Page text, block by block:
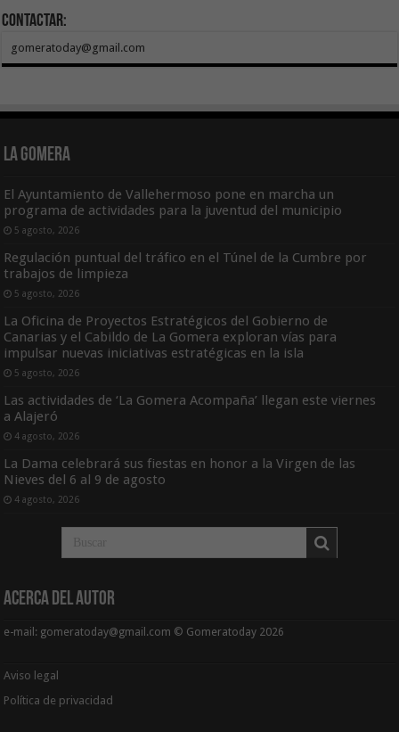
Contactar:
gomeratoday@gmail.com
La Gomera
El Ayuntamiento de Vallehermoso pone en marcha un
programa de actividades para la juventud del municipio
5 agosto, 2026
Regulación puntual del tráfico en el Túnel de la Cumbre por
trabajos de limpieza
5 agosto, 2026
La Oficina de Proyectos Estratégicos del Gobierno de
Canarias y el Cabildo de La Gomera exploran vías para
impulsar nuevas iniciativas estratégicas en la isla
5 agosto, 2026
Las actividades de ‘La Gomera Acompaña’ llegan este viernes
a Alajeró
4 agosto, 2026
La Dama celebrará sus fiestas en honor a la Virgen de las
Nieves del 6 al 9 de agosto
4 agosto, 2026
Acerca del Autor
e-mail: gomeratoday@gmail.com © Gomeratoday 2026
Aviso legal
Política de privacidad